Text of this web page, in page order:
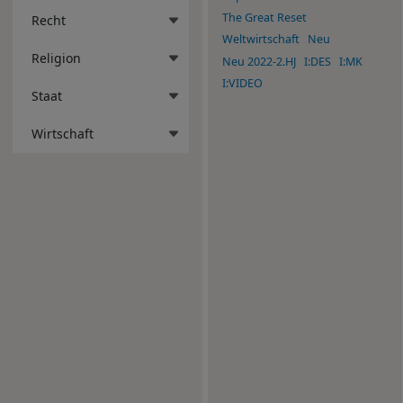
Recht
Religion
Staat
Wirtschaft
The Great Reset
Weltwirtschaft
Neu
Neu 2022-2.HJ I:DES I:MK
I:VIDEO